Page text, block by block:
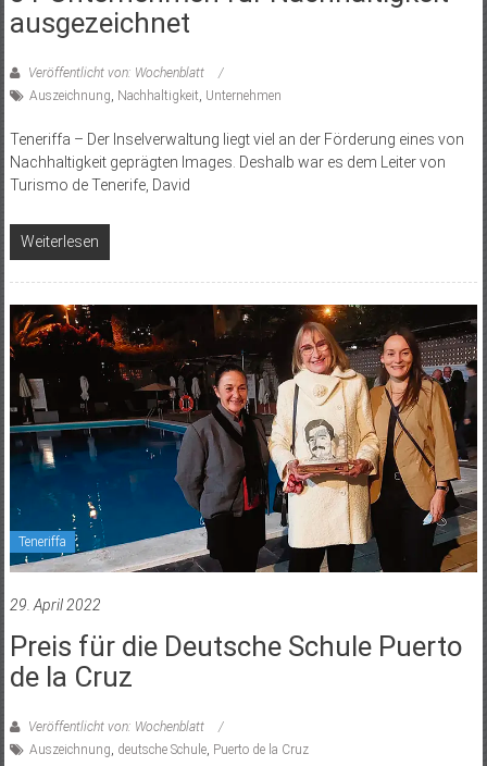
ausgezeichnet
Veröffentlicht von: Wochenblatt
Auszeichnung, Nachhaltigkeit, Unternehmen
Teneriffa – Der Inselverwaltung liegt viel an der Förderung eines von
Nachhaltigkeit geprägten Images. Deshalb war es dem Leiter von
Turismo de Tenerife, David
Weiterlesen
Teneriffa
29. April 2022
Preis für die Deutsche Schule Puerto
de la Cruz
Veröffentlicht von: Wochenblatt
Auszeichnung deutsche Schule, Puerto de la Cruz